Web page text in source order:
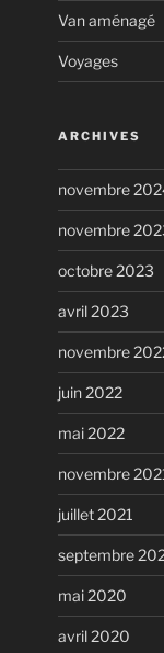
Van aménagé
Voyages
ARCHIVES
novembre
novembre
octobre 2023
avril 2023
novembre
juin 2022
mai 2022
novembre
juillet 2021
septembre
mai 2020
avril 2020